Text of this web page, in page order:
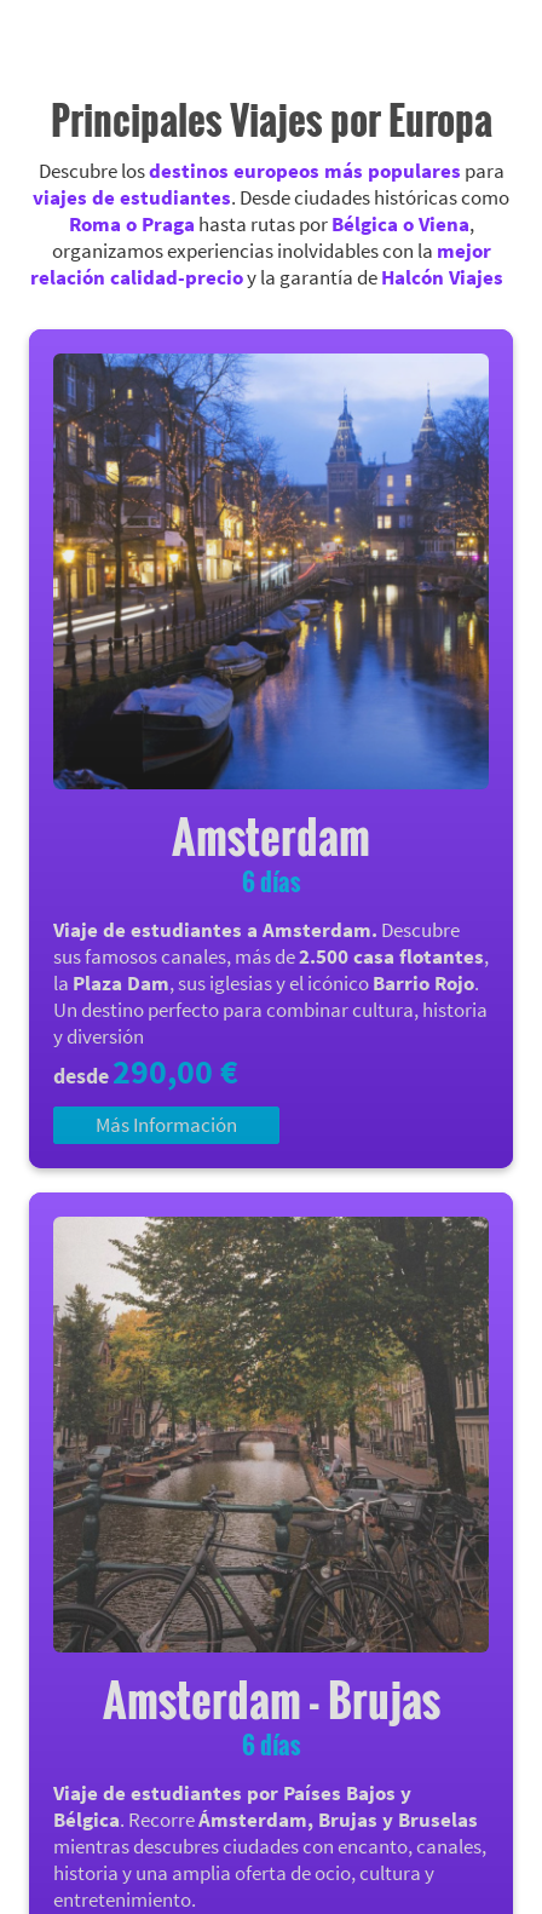
Principales Viajes por Europa
Descubre losdestinos europeos más populares para
viajes de estudiantes. Desde ciudades históricas como
Roma o Praga hasta rutas por Bélgica o Viena,
organizamos experiencias inolvidables con la mejor
relación calidad-precioy la garantía deHalcón Viajes
Amsterdam
6 días
Viaje de estudiantes a Amsterdam. Descubre
sus famosos canales, más de2.500 casa flotantes,
la Plaza Dam, sus iglesias y el icónicoBarrio Rojo.
Un destino perfecto para combinar cultura, historia
y diversión
desde290,00 €
Más Información
Amsterdam - Brujas
6 días
Viaje de estudiantes por Países Bajos y
Bélgica. RecorreÁmsterdam, Brujas y Bruselas
mientras descubres ciudades con encanto, canales,
historia y una amplia oferta de ocio, cultura y
entretenimiento.